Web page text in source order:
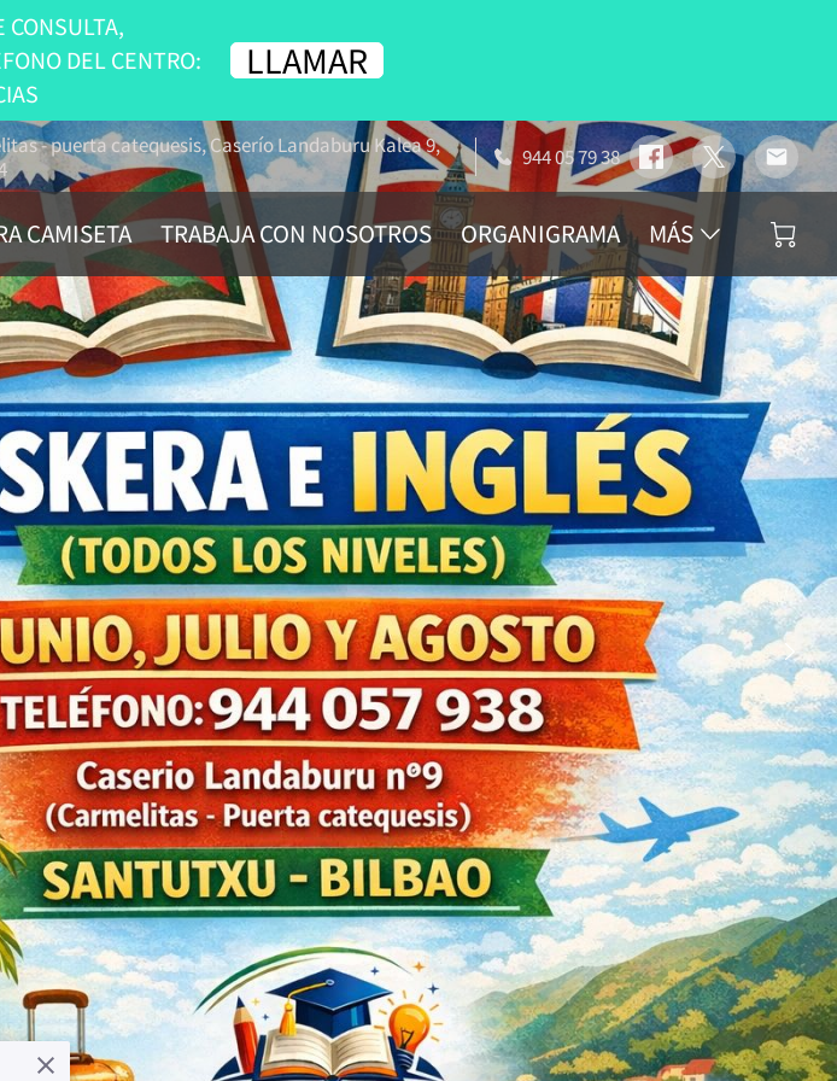
CONSULTA,
DEL CENTRO:
LLAMAR
- puerta catequesis, Caserío Landaburu Kalea 9,
944 05 79 38
CAMISETA TRABAJA CON NOSOTROS ORGANIGRAMA
NOSOTROS ¿NOS PONES UNA RESEÑA? PUNTO DE RECOGIDA
MÁS